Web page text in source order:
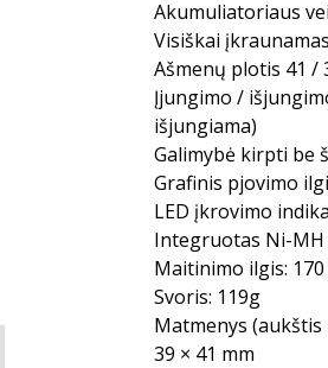
Akumuliatoriaus
Visiškai
Ašmenų plotis 41 /
Įjungimo /
išjungiama)
Galimybė kirpti be
Grafinis pjovimo
LED įkrovimo
Integruotas Ni-
Maitinimo ilgis: 170
Svoris: 119g
Matmenys (aukštis
39 × 41 mm